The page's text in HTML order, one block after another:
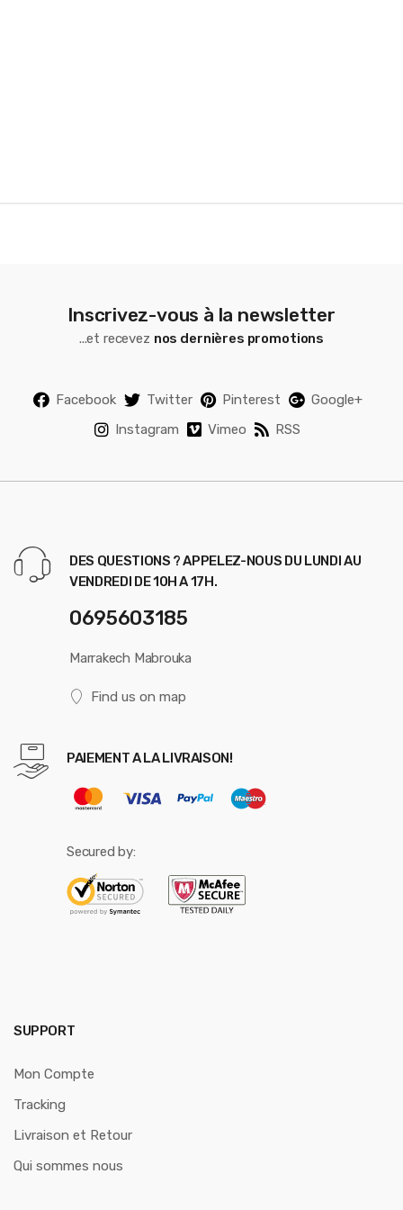
Inscrivez-vous à la newsletter
...et recevez nos dernières promotions
Facebook Twitter Pinterest
Google+
Instagram
Vimeo RSS
DES QUESTIONS ? APPELEZ-NOUS DU LUNDI AU
VENDREDI DE 10H A 17H.
0695603185
Marrakech Mabrouka
Find us on map
PAIEMENT A LA LIVRAISON!
Secured by:
SUPPORT
Mon Compte
Tracking
Livraison et Retour
Qui sommes nous